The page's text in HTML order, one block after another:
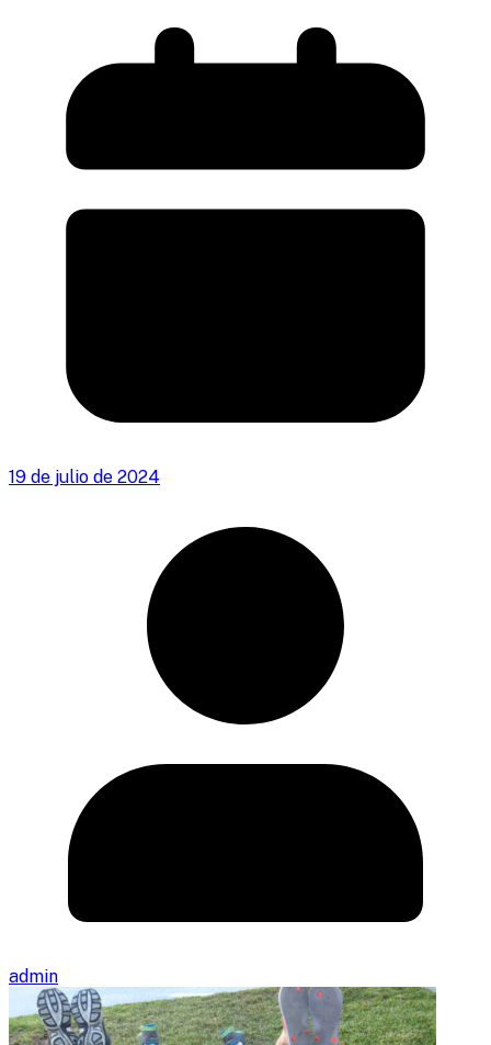
19 de julio de 2024
admin